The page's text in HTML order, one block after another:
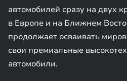
автомобилей сразу на двух
в Европе и на Ближнем
продолжает осваивать
свои премиальные
автомобили.